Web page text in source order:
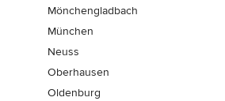
Mönchen­gladbach
München
Neuss
Oberhausen
Oldenburg